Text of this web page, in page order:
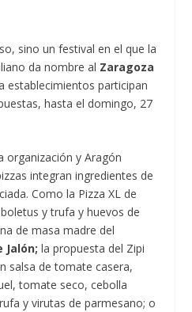
sino un festival en el que la
da nombre al Zaragoza
establecimientos participan
hasta el domingo, 27
organización y Aragón
integran ingredientes de
Como la Pizza XL de
y trufa y huevos de
de masa madre del
Jalón; la propuesta del Zipi
salsa de tomate casera,
tomate seco, cebolla
y virutas de parmesano; o